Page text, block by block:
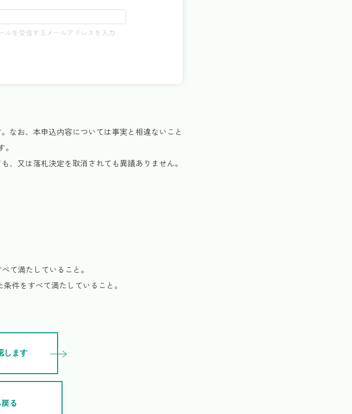
ルを受信するメールアドレスを入力
なお、本申込内容については事実と相違ないこと
、又は落札決定を取消されても異議ありません。
て満たしていること。
件をすべて満たしていること。
る